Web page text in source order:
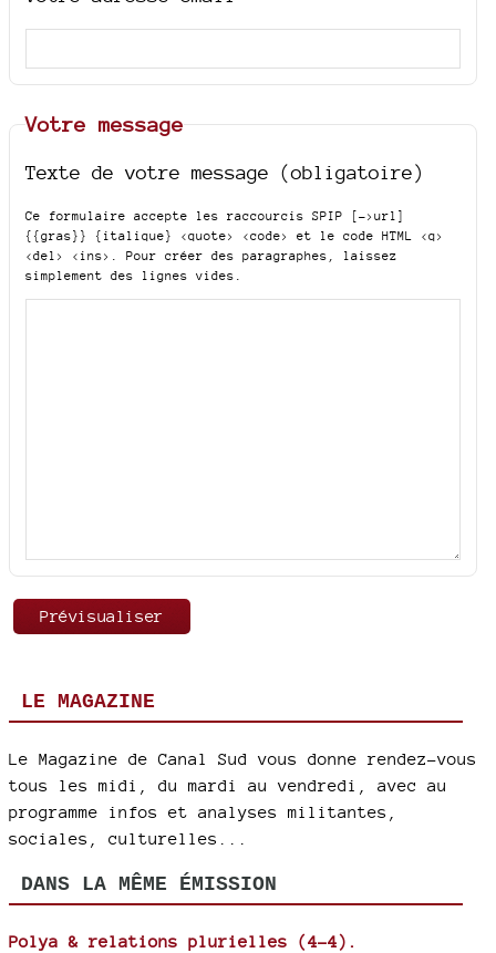
Votre message
Texte de votre message (obligatoire)
Ce formulaire accepte les raccourcis SPIP
[->url]
{{gras}} {italique} <quote> <code>
et le code HTML <q>
<del> <ins>
. Pour créer des paragraphes, laissez
simplement des lignes vides.
LE MAGAZINE
Le Magazine de Canal Sud vous donne rendez-vous
tous les midi, du mardi au vendredi, avec au
programme infos et analyses militantes,
sociales, culturelles...
DANS LA MÊME ÉMISSION
Polya & relations plurielles (4-4).